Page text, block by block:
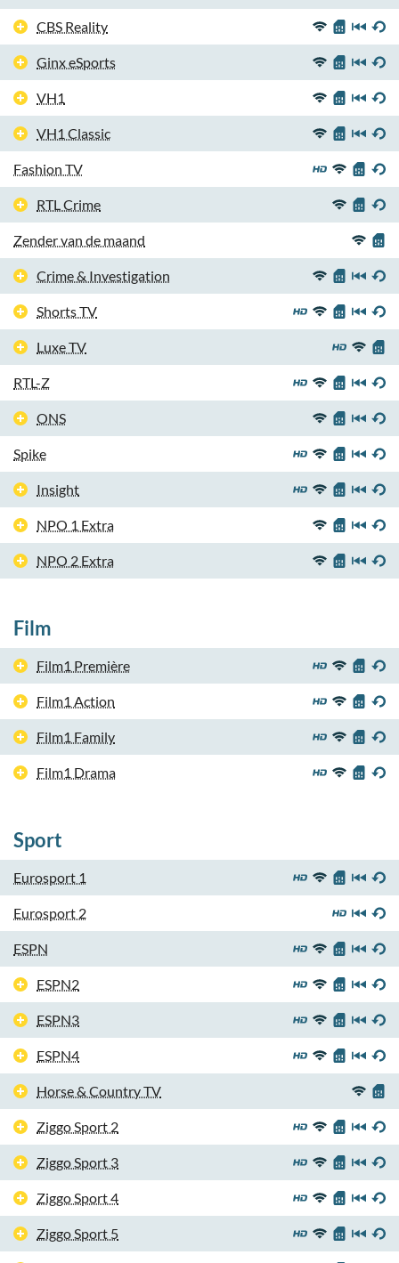
CBS Reality
Ginx eSports
VH1
VH1 Classic
Fashion TV
RTL Crime
Zender van de maand
Crime & Investigation
Shorts TV
Luxe TV
RTL-Z
ONS
Spike
Insight
NPO 1 Extra
NPO 2 Extra
Film
Film1 Première
Film1 Action
Film1 Family
Film1 Drama
Sport
Eurosport 1
Eurosport 2
ESPN
ESPN2
ESPN3
ESPN4
Horse & Country TV
Ziggo Sport 2
Ziggo Sport 3
Ziggo Sport 4
Ziggo Sport 5